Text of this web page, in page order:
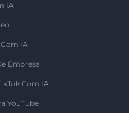
IA
IA
Empresa
Com IA
YouTube